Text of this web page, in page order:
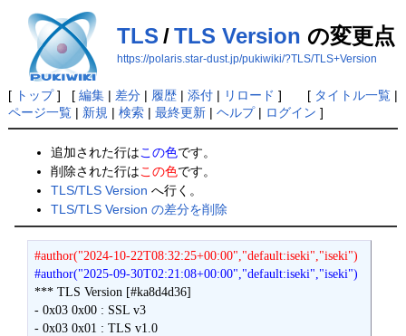
TLS /TLS Version の変更点
https://polaris.star-dust.jp/pukiwiki/?TLS/TLS+Version
[ トップ] [ 編集| 差分| 履歴| 添付| リロード ] [ タイトル一覧|
ページ一覧| 新規 | 検索| 最終更新| ヘルプ| ログイン ]
追加された行はこの色です。
削除された行はこの色です。
TLS/TLS Version へ行く。
TLS/TLS Version の差分を削除
#author("2024-10-22T08:32:25+00:00","default:iseki","iseki")
#author("2025-09-30T02:21:08+00:00","default:iseki","iseki")
*** TLS Version [#ka8d4d36]
- 0x03 0x00 : SSL v3
- 0x03 0x01 : TLS v1.0